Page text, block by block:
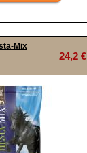
Mix
24,2 €